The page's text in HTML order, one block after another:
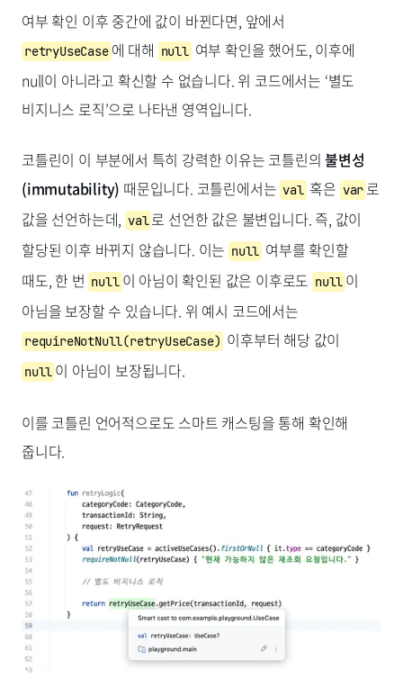
여부 확인 이후 중간에 값이 바뀐다면, 앞에서
retryUseCase에 대해 null여부 확인을 했어도, 이후에
null이 아니라고 확신할 수 없습니다. 위 코드에서는 ‘별도
비지니스 로직’으로 나타낸 영역입니다.
코틀린이 이 부분에서 특히 강력한 이유는 코틀린의불변성
(immutability) 때문입니다. 코틀린에서는val혹은 var 로
값을 선언하는데,val로 선언한 값은 불변입니다. 즉, 값이
할당된 이후 바뀌지 않습니다. 이는 null 여부를 확인할
때도, 한 번null이 아님이 확인된 값은 이후로도 null 이
아님을 보장할 수 있습니다. 위 예시 코드에서는
requireNotNull(retryUseCase) 이후부터 해당 값이
null 이 아님이 보장됩니다.
이를 코틀린 언어적으로도 스마트 캐스팅을 통해 확인해
줍니다.